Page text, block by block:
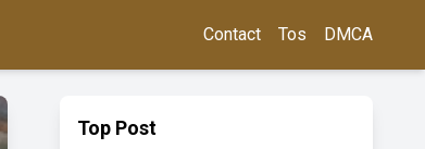
Contact Tos DMCA
Top Post